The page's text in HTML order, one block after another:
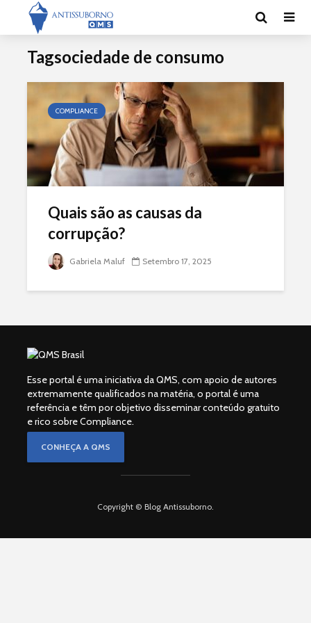
Tagsociedade de consumo
COMPLIANCE
Quais são as causas da
corrupção?
Gabriela Maluf Setembro 17, 2025
Esse portal é uma iniciativa da QMS, com apoio de autores
extremamente qualificados na matéria, o portal é uma
referência e têm por objetivo disseminar conteúdo gratuito
e rico sobre Compliance.
CONHEÇA A QMS
Copyright © Blog Antissuborno.